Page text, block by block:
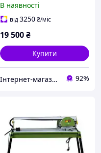
підлоговий
В наявності
від3250₴/міс
19 500₴
Купити
Інтернет-магазин GIGATOOLS 92%